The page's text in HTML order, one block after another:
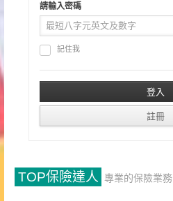
請輸入密碼
記住我
TOP保險達人 專業的保險業務